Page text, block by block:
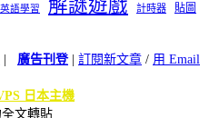
英語學習 解謎遊戲 計時器
貼圖
| 廣告刊登| 訂閱新文章 / 用 Email
日本主機
文轉貼